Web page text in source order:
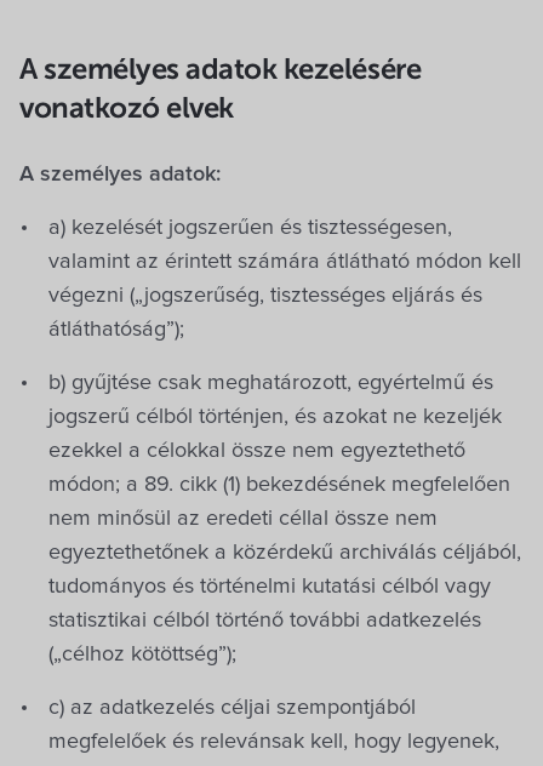
A személyes adatok kezelésére
vonatkozó elvek
A személyes adatok:
a) kezelését jogszerűen és tisztességesen,
valamint az érintett számára átlátható módon kell
végezni („jogszerűség, tisztességes eljárás és
átláthatóság”);
b) gyűjtése csak meghatározott, egyértelmű és
jogszerű célból történjen, és azokat ne kezeljék
ezekkel a célokkal össze nem egyeztethető
módon; a 89. cikk (1) bekezdésének megfelelően
nem minősül az eredeti céllal össze nem
egyeztethetőnek a közérdekű archiválás céljából,
tudományos és történelmi kutatási célból vagy
statisztikai célból történő további adatkezelés
(„célhoz kötöttség”);
c) az adatkezelés céljai szempontjából
megfelelőek és relevánsak kell, hogy legyenek,